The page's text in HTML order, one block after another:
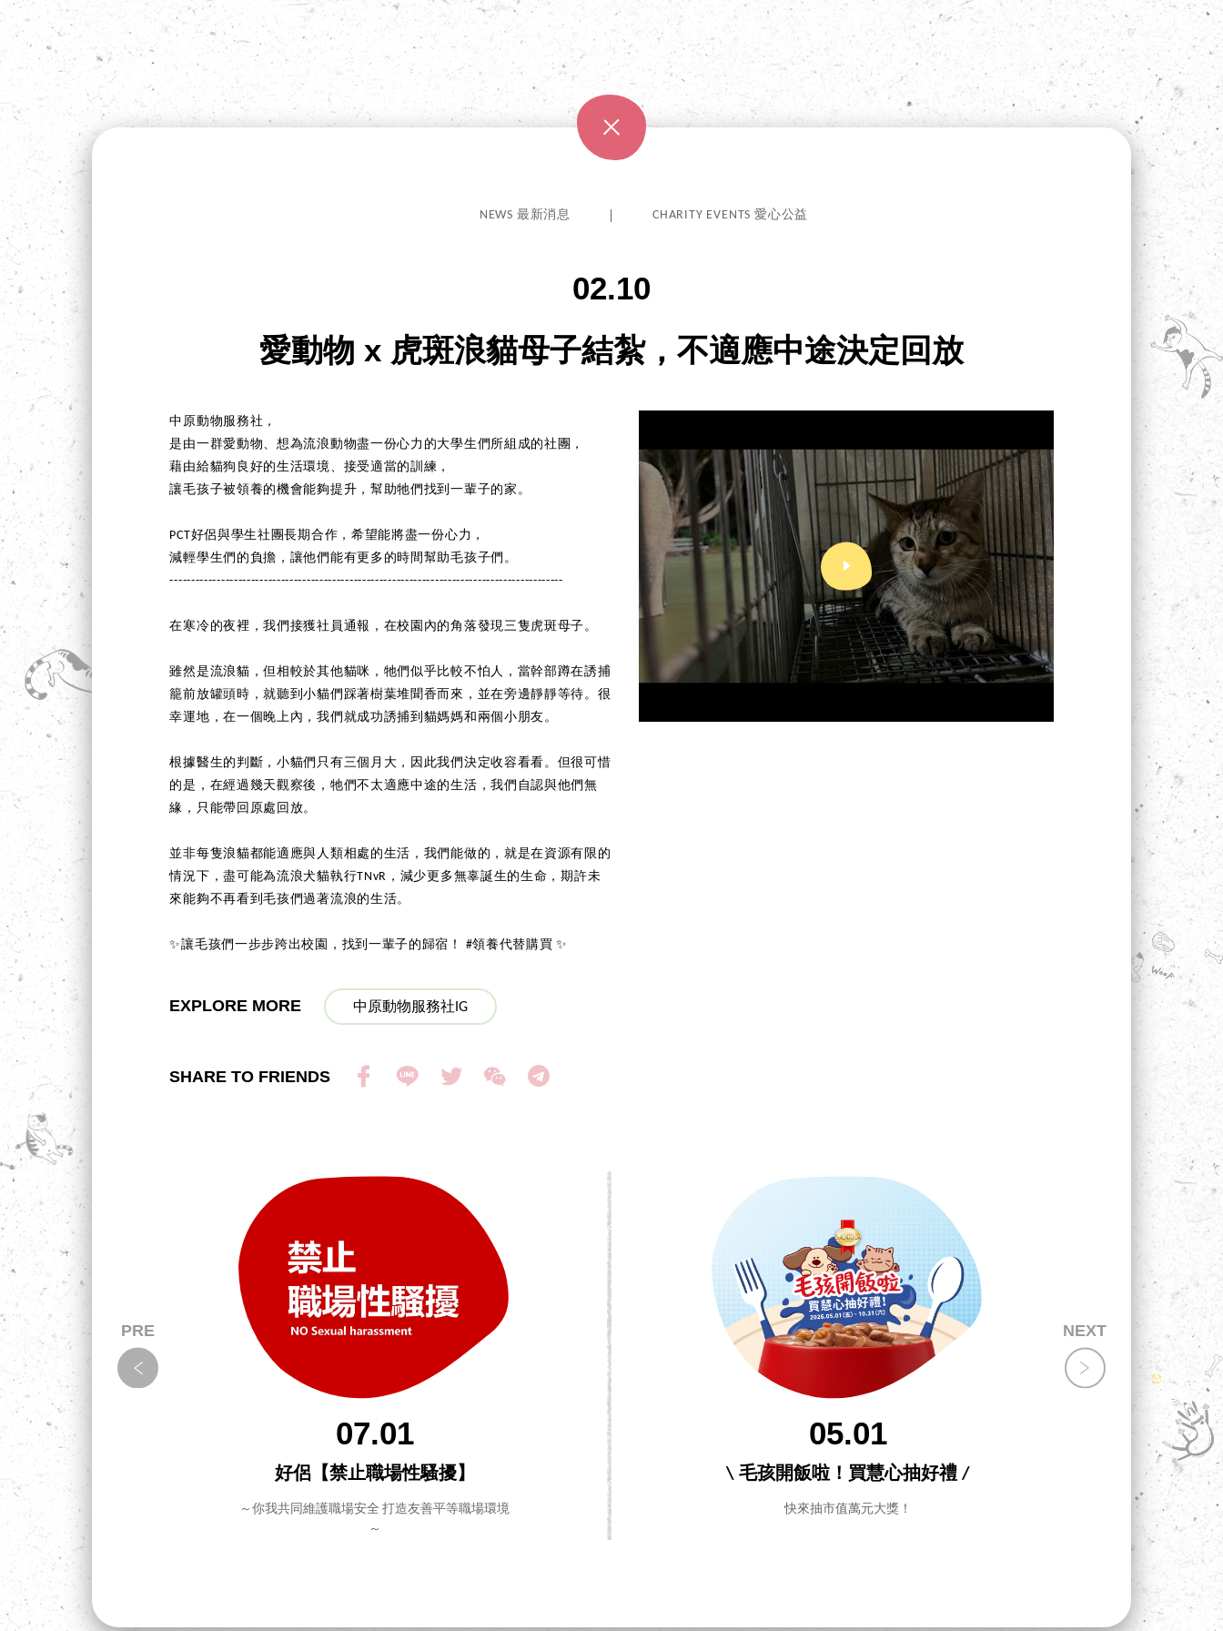
NEWS 最新消息 CHARITY EVENTS 愛心公益
02.10
愛動物 x 虎斑浪貓母子結紮，不適應中途決定回放
中原動物服務社，
是由一群愛動物、想為流浪動物盡一份心力的大學生們所組成的社團，
藉由給貓狗良好的生活環境、接受適當的訓練，
讓毛孩子被領養的機會能夠提升，幫助牠們找到一輩子的家。
PCT好侶與學生社團長期合作，希望能將盡一份心力，
減輕學生們的負擔，讓他們能有更多的時間幫助毛孩子們。
--------------------------------------------------------------------------------------------
在寒冷的夜裡，我們接獲社員通報，在校園內的角落發現三隻虎斑母子。
雖然是流浪貓，但相較於其他貓咪，牠們似乎比較不怕人，當幹部蹲在誘捕
籠前放罐頭時，就聽到小貓們踩著樹葉堆聞香而來，並在旁邊靜靜等待。很
幸運地，在一個晚上內，我們就成功誘捕到貓媽媽和兩個小朋友。
根據醫生的判斷，小貓們只有三個月大，因此我們決定收容看看。但很可惜
的是，在經過幾天觀察後，牠們不太適應中途的生活，我們自認與他們無
緣，只能帶回原處回放。
並非每隻浪貓都能適應與人類相處的生活，我們能做的，就是在資源有限的
情況下，盡可能為流浪犬貓執行TNvR，減少更多無辜誕生的生命，期許未
來能夠不再看到毛孩們過著流浪的生活。
✨讓毛孩們一步步跨出校園，找到一輩子的歸宿！ #領養代替購買 ✨
EXPLORE MORE 中原動物服務社IG
SHARE TO FRIENDS
事情
07.01
好侶【禁止職場性騷擾】
～你我共同維護職場安全 打造友善平等職場環境
～
05.01
\ 毛孩開飯啦！買慧心抽好禮 /
快來抽市值萬元大獎！